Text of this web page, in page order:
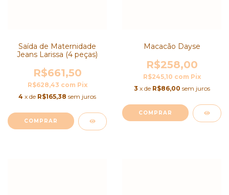
Saída de Maternidade
Jeans Larissa (4 peças)
R$661,50
R$628,43 com Pix
4 x de R$165,38 sem juros
COMPRAR
Macacão Dayse
R$258,00
R$245,10 com Pix
3 x de R$86,00 sem juros
COMPRAR